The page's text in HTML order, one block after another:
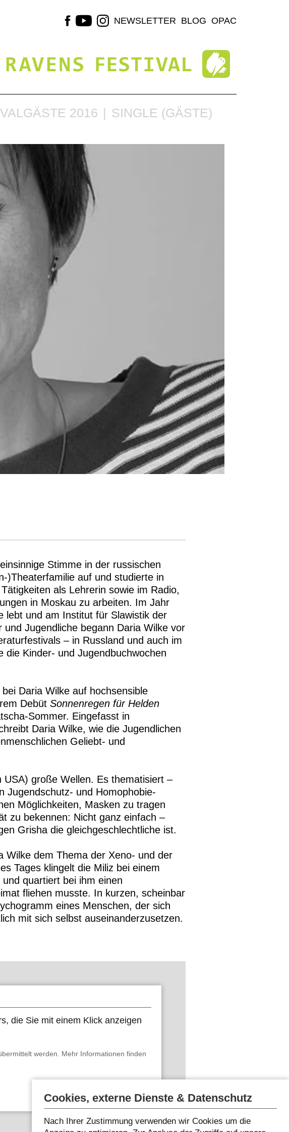
NEWSLETTER BLOG OPAC
2016
SINGLE (GÄSTE)
Stimme in der russischen
)Theaterfamilie auf und studierte in
als Lehrerin sowie im Radio,
in Moskau zu arbeiten. Im Jahr
lebt und am Institut für Slawistik der
Jugendliche begann Daria Wilke vor
– in Russland und auch im
Kinder- und Jugendbuchwochen
Daria Wilke auf hochsensible
Debüt Sonnenregen für Helden
Sommer. Eingefasst in
Daria Wilke, wie die Jugendlichen
Geliebt- und
USA) große Wellen. Es thematisiert –
Jugendschutz- und Homophobie-
Möglichkeiten, Masken zu tragen
zu bekennen: Nicht ganz einfach –
Grisha die gleichgeschlechtliche ist.
Wilke dem Thema der Xeno- und der
Tages klingelt die Miliz bei einem
quartiert bei ihm einen
fliehen musste. In kurzen, scheinbar
eines Menschen, der sich
mit sich selbst auseinanderzusetzen.
die Sie mit einem Klick anzeigen
werden. Mehr Informationen finden
Inhalte anzeigen
Cookies, externe Dienste & Datenschutz
Nach Ihrer Zustimmung verwenden wir Cookies um die